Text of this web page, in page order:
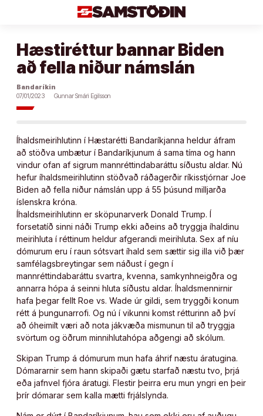
Hæstiréttur bannar Biden
að fella niður námslán
Bandaríkin
07/01/2023
Gunnar Smári Egilsson
Íhaldsmeirihlutinn í Hæstarétti Bandaríkjanna heldur áfram
að stöðva umbætur í Bandaríkjunum á sama tíma og hann
vindur ofan af sigrum mannréttindabaráttu síðustu aldar. Nú
hefur íhaldsmeirihlutinn stöðvað ráðagerðir ríkisstjórnar Joe
Biden að fella niður námslán upp á 55 þúsund milljarða
íslenskra króna.
Íhaldsmeirihlutinn er sköpunarverk Donald Trump. Í
forsetatíð sinni náði Trump ekki aðeins að tryggja íhaldinu
meirihluta í réttinum heldur afgerandi meirihluta. Sex af níu
dómurum eru í raun sótsvart íhald sem sættir sig illa við þær
samfélagsbreytingar sem náðust í gegn í
mannréttindabaráttu svartra, kvenna, samkynhneigðra og
annarra hópa á seinni hluta síðustu aldar. Íhaldsmennirnir
hafa þegar fellt Roe vs. Wade úr gildi, sem tryggði konum
rétt á þungunarrofi. Og nú í vikunni komst rétturinn að því
að óheimilt væri að nota jákvæða mismunun til að tryggja
svörtum og öðrum minnihlutahópa aðgengi að skólum.
Skipan Trump á dómurum mun hafa áhrif næstu áratugina.
Dómararnir sem hann skipaði gætu starfað næstu tvo, þrjá
eða jafnvel fjóra áratugi. Flestir þeirra eru mun yngri en þeir
þrír dómarar sem kalla mætti frjálslynda.